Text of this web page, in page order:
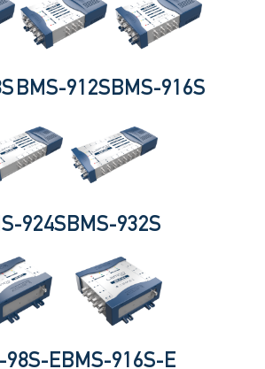
BMS-912S BMS-916S
924S BMS-932S
98S-E BMS-916S-E